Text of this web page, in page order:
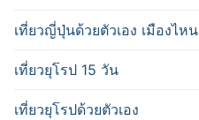
เที่ยวญี่ปุ่นด้วยตัวเอง เมืองไห
เที่ยวยุโรป 15 วัน
เที่ยวยุโรปด้วยตัวเอง